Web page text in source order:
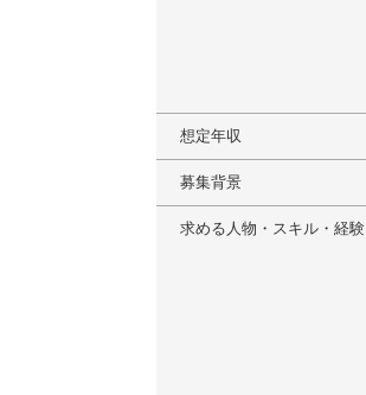
想定年収
募集背景
求める人物・スキル・経験